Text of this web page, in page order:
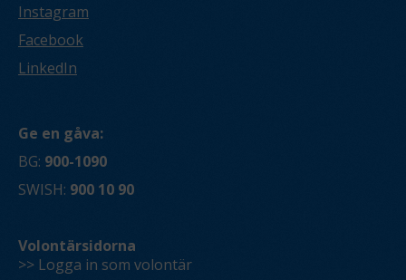
Instagram
Facebook
LinkedIn
Ge en gåva:
BG: 900-1090
SWISH: 900 10 90
Volontärsidorna
>> Logga in som volontär